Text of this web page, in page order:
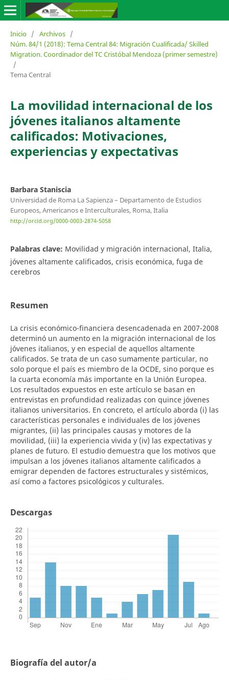
Inicio / Archivos /
Núm. 84/1 (2018): Tema Central 84: Migración Cualificada/ Skilled
Migration. Coordinador del TC Cristóbal Mendoza (primer semestre)
/
Tema Central
La movilidad internacional de los
jóvenes italianos altamente
calificados: Motivaciones,
experiencias y expectativas
Barbara Staniscia
Universidad de Roma La Sapienza – Departamento de Estudios
Europeos, Americanos e Interculturales, Roma, Italia
http://orcid.org/0000-0003-2874-5058
Palabras clave: Movilidad y migración internacional, Italia,
jóvenes altamente calificados, crisis económica, fuga de
cerebros
Resumen
La crisis económico-financiera desencadenada en 2007-2008
determinó un aumento en la migración internacional de los
jóvenes italianos, y en especial de aquellos altamente
calificados. Se trata de un caso sumamente particular, no
solo porque el país es miembro de la OCDE, sino porque es
la cuarta economía más importante en la Unión Europea.
Los resultados expuestos en este artículo se basan en
entrevistas en profundidad realizadas con quince jóvenes
italianos universitarios. En concreto, el artículo aborda (i) las
características personales e individuales de los jóvenes
migrantes, (ii) las principales causas y motores de la
movilidad, (iii) la experiencia vivida y (iv) las expectativas y
planes de futuro. El estudio demuestra que los motivos que
impulsan a los jóvenes italianos altamente calificados a
emigrar dependen de factores estructurales y sistémicos,
así como a factores psicológicos y culturales.
Descargas
Biografía del autor/a